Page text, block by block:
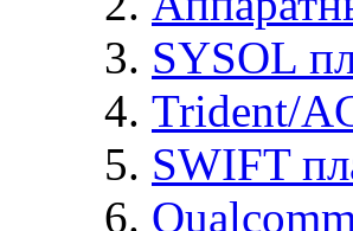
SYSOL
Trident/
SWIFT